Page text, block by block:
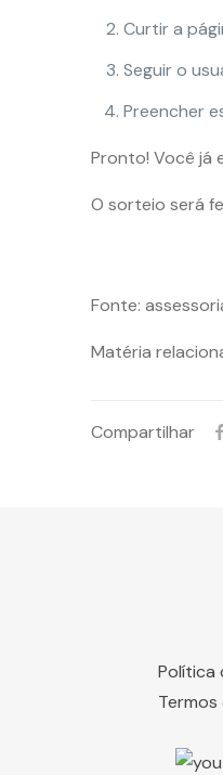
Curtir a
Seguir o
Preencher
Pronto! Você já
O sorteio será
Fonte:
Matéria
Compartilhar
Política
Termos